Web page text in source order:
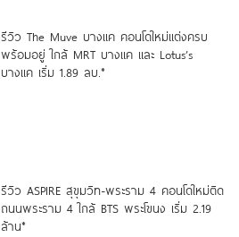
รีวิว The Muve บางแค คอนโดใหม่แต่งครบ
พร้อมอยู่ ใกล้ MRT บางแค และ Lotus’s
บางแค เริ่ม 1.89 ลบ.*
รีวิว ASPIRE สุขุมวิท-พระราม 4 คอนโดใหม่ติด
ถนนพระราม 4 ใกล้ BTS พระโขนง เริ่ม 2.19
ล้าน*